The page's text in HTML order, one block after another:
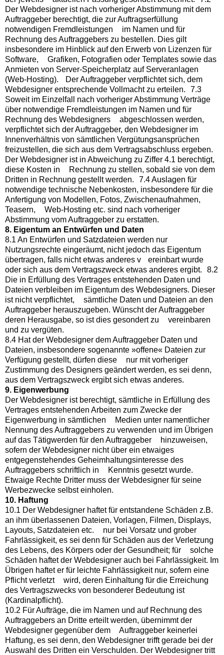
Der Webdesigner ist nach vorheriger Abstimmung mit dem
Auftraggeber berechtigt, die zur Auftragserfüllung
notwendigen Fremdleistungen im Namen und für
Rechnung des Auftraggebers zu bestellen. Dies gilt
insbesondere im Hinblick auf den Erwerb von Lizenzen für
Software, Grafiken, Fotografien oder Templates sowie das
Anmieten von Server-Speicherplatz auf Serveranlagen
(Web-Hosting). Der Auftraggeber verpflichtet sich, dem
Webdesigner entsprechende Vollmacht zu erteilen. 7.3
Soweit im Einzelfall nach vorheriger Abstimmung Verträge
über notwendige Fremdleistungen im Namen und für
Rechnung des Webdesigners abgeschlossen werden,
verpflichtet sich der Auftraggeber, den Webdesigner im
Innenverhältnis von sämtlichen Vergütungsansprüchen
freizustellen, die sich aus dem Vertragsabschluss ergeben.
Der Webdesigner ist in Abweichung zu Ziffer 4.1 berechtigt,
diese Kosten in Rechnung zu stellen, sobald sie von dem
Dritten in Rechnung gestellt werden. 7.4 Auslagen für
notwendige technische Nebenkosten, insbesondere für die
Anfertigung von Modellen, Fotos, Zwischenaufnahmen,
Teasern, Web-Hosting etc. sind nach vorheriger
Abstimmung vom Auftraggeber zu erstatten.
8. Eigentum an Entwürfen und Daten
8.1 An Entwürfen und Satzdateien werden nur
Nutzungsrechte eingeräumt, nicht jedoch das Eigentum
übertragen, falls nicht etwas anderes v ereinbart wurde
oder sich aus dem Vertragszweck etwas anderes ergibt. 8.2
Die in Erfüllung des Vertrages entstehenden Daten und
Dateien verbleiben im Eigentum des Webdesigners. Dieser
ist nicht verpflichtet, sämtliche Daten und Dateien an den
Auftraggeber herauszugeben. Wünscht der Auftraggeber
deren Herausgabe, so ist dies gesondert zu vereinbaren
und zu vergüten.
8.4 Hat der Webdesigner dem Auftraggeber Daten und
Dateien, insbesondere sogenannte »offene« Dateien zur
Verfügung gestellt, dürfen diese nur mit vorheriger
Zustimmung des Designers geändert werden, es sei denn,
aus dem Vertragszweck ergibt sich etwas anderes.
9. Eigenwerbung
Der Webdesigner ist berechtigt, sämtliche in Erfüllung des
Vertrages entstehenden Arbeiten zum Zwecke der
Eigenwerbung in sämtlichen Medien unter namentlicher
Nennung des Auftraggebers zu verwenden und im Übrigen
auf das Tätigwerden für den Auftraggeber hinzuweisen,
sofern der Webdesigner nicht über ein etwaiges
entgegenstehendes Geheimhaltungsinteresse des
Auftraggebers schriftlich in Kenntnis gesetzt wurde.
Etwaige Rechte Dritter muss der Webdesigner für seine
Werbezwecke selbst einholen.
10. Haftung
10.1 Der Webdesigner haftet für entstandene Schäden z.B.
an ihm überlassenen Dateien, Vorlagen, Filmen, Displays,
Layouts, Satzdateien etc. nur bei Vorsatz und grober
Fahrlässigkeit, es sei denn für Schäden aus der Verletzung
des Lebens, des Körpers oder der Gesundheit; für solche
Schäden haftet der Webdesigner auch bei Fahrlässigkeit. Im
Übrigen haftet er für leichte Fahrlässigkeit nur, sofern eine
Pflicht verletzt wird, deren Einhaltung für die Erreichung
des Vertragszwecks von besonderer Bedeutung ist
(Kardinalpflicht).
10.2 Für Aufträge, die im Namen und auf Rechnung des
Auftraggebers an Dritte erteilt werden, übernimmt der
Webdesigner gegenüber dem Auftraggeber keinerlei
Haftung, es sei denn, den Webdesigner trifft gerade bei der
Auswahl des Dritten ein Verschulden. Der Webdesigner tritt